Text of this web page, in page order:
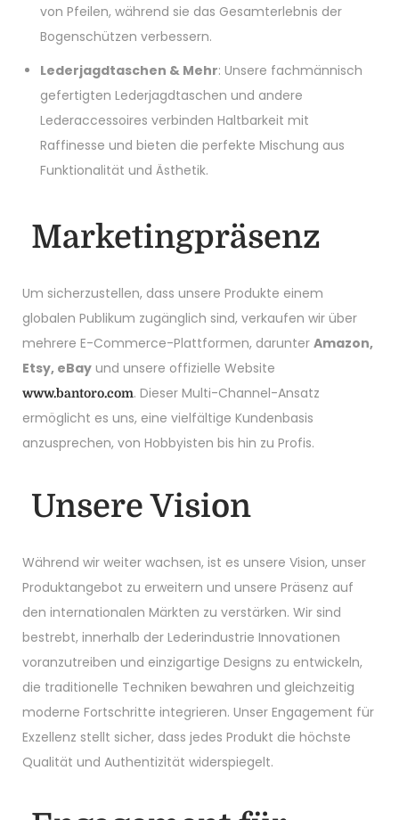
von Pfeilen, während sie das Gesamterlebnis der
Bogenschützen verbessern.
Lederjagdtaschen & Mehr: Unsere fachmännisch
gefertigten Lederjagdtaschen und andere
Lederaccessoires verbinden Haltbarkeit mit
Raffinesse und bieten die perfekte Mischung aus
Funktionalität und Ästhetik.
Marketingpräsenz
Um sicherzustellen, dass unsere Produkte einem
globalen Publikum zugänglich sind, verkaufen wir über
mehrere E-Commerce-Plattformen, darunter Amazon,
Etsy, eBay und unsere offizielle Website
www.bantoro.com. Dieser Multi-Channel-Ansatz
ermöglicht es uns, eine vielfältige Kundenbasis
anzusprechen, von Hobbyisten bis hin zu Profis.
Unsere Vision
Während wir weiter wachsen, ist es unsere Vision, unser
Produktangebot zu erweitern und unsere Präsenz auf
den internationalen Märkten zu verstärken. Wir sind
bestrebt, innerhalb der Lederindustrie Innovationen
voranzutreiben und einzigartige Designs zu entwickeln,
die traditionelle Techniken bewahren und gleichzeitig
moderne Fortschritte integrieren. Unser Engagement für
Exzellenz stellt sicher, dass jedes Produkt die höchste
Qualität und Authentizität widerspiegelt.